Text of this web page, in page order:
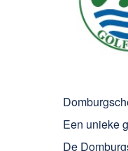
Een unieke
De